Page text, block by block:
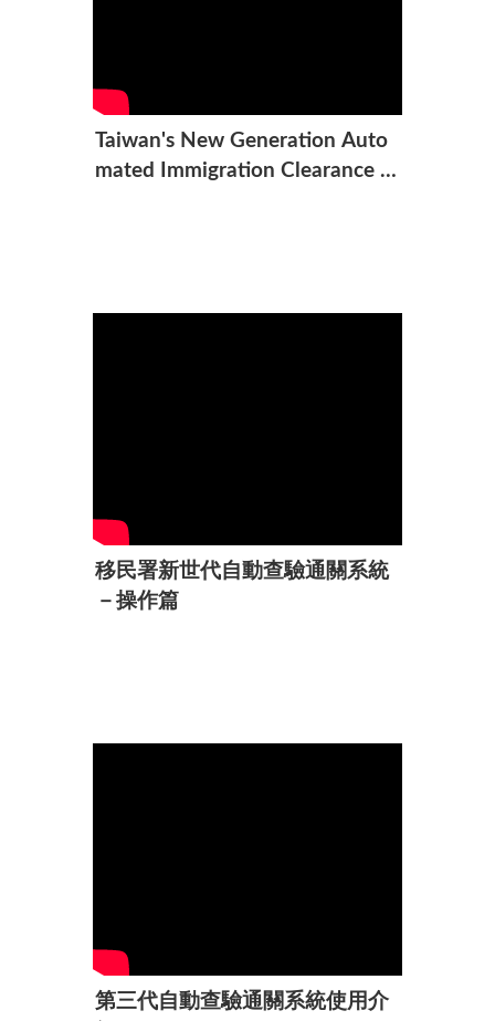
Taiwan's New Generation Auto
mated Immigration Clearance S
移民署新世代自動查驗通關系統
－操作篇
第三代自動查驗通關系統使用介